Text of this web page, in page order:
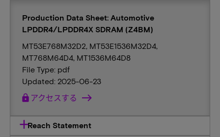
Production Data Sheet: Automotive
LPDDR4/LPDDR4X SDRAM (Z4BM)
MT53E768M32D2, MT53E1536M32D4,
MT768M64D4, MT1536M64D8
File Type: pdf
Updated: 2025-06-23
lock アクセスする
Reach Statement